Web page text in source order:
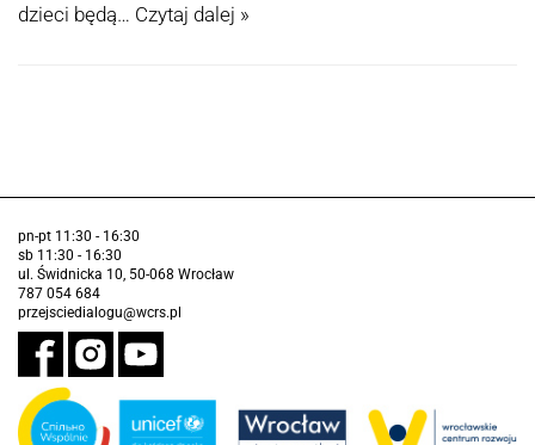
dzieci będą… Czytaj dalej »
pn-pt 11:30 - 16:30
sb 11:30 - 16:30
ul. Świdnicka 10, 50-068 Wrocław
787 054 684
przejsciedialogu@wcrs.pl